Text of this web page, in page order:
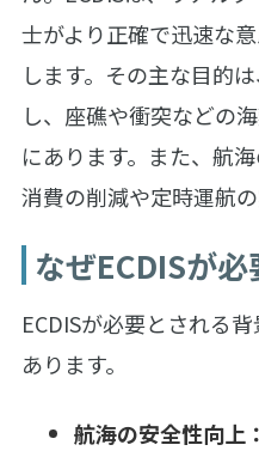
士がより正確で迅速な
します。その主な目的
し、座礁や衝突などの
にあります。また、航
消費の削減や定時運航
なぜECDISが
ECDISが必要とされる
あります。
航海の安全性向上：